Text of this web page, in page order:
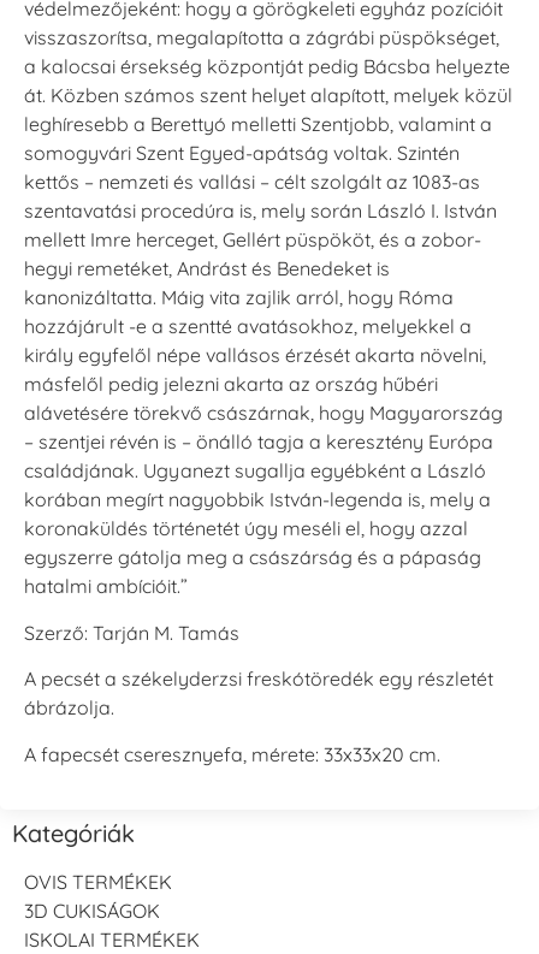
védelmezőjeként: hogy a görögkeleti egyház pozícióit
visszaszorítsa, megalapította a zágrábi püspökséget,
a kalocsai érsekség központját pedig Bácsba helyezte
át. Közben számos szent helyet alapított, melyek közül
leghíresebb a Berettyó melletti Szentjobb, valamint a
somogyvári Szent Egyed-apátság voltak. Szintén
kettős – nemzeti és vallási – célt szolgált az 1083-as
szentavatási procedúra is, mely során László I. István
mellett Imre herceget, Gellért püspököt, és a zobor-
hegyi remetéket, Andrást és Benedeket is
kanonizáltatta. Máig vita zajlik arról, hogy Róma
hozzájárult -e a szentté avatásokhoz, melyekkel a
király egyfelől népe vallásos érzését akarta növelni,
másfelől pedig jelezni akarta az ország hűbéri
alávetésére törekvő császárnak, hogy Magyarország
– szentjei révén is – önálló tagja a keresztény Európa
családjának. Ugyanezt sugallja egyébként a László
korában megírt nagyobbik István-legenda is, mely a
koronaküldés történetét úgy meséli el, hogy azzal
egyszerre gátolja meg a császárság és a pápaság
hatalmi ambícióit.”
Szerző: Tarján M. Tamás
A pecsét a székelyderzsi freskótöredék egy részletét
ábrázolja.
A fapecsét cseresznyefa, mérete: 33x33x20 cm.
Kategóriák
OVIS TERMÉKEK
3D CUKISÁGOK
ISKOLAI TERMÉKEK